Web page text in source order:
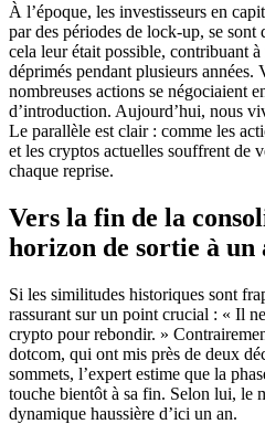
À l’époque, les investisseurs en
par des périodes de lock-up, se sont
cela leur était possible, contribuant
déprimés pendant plusieurs années.
nombreuses actions se négociaient
d’introduction. Aujourd’hui, nous
Le parallèle est clair : comme les
et les cryptos actuelles souffrent de
chaque reprise.
Vers la fin de la
horizon de sortie à un
Si les similitudes historiques sont
rassurant sur un point crucial : « Il
crypto pour rebondir. »
dotcom, qui ont mis près de deux
sommets, l’expert estime que la
touche bientôt à sa fin. Selon lui, le
dynamique haussière d’ici un an.